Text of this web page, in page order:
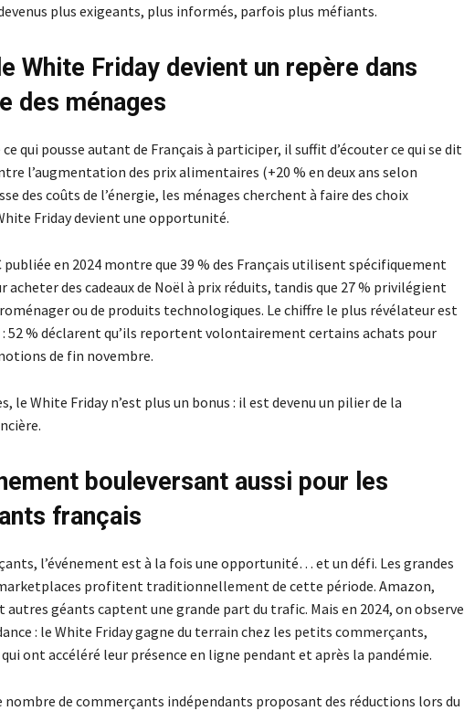
plus exigeants, plus informés, parfois plus méfiants.
White Friday devient un repère dans
des ménages
qui pousse autant de Français à participer, il suffit d’écouter ce qui se dit
l’augmentation des prix alimentaires (+20 % en deux ans selon
des coûts de l’énergie, les ménages cherchent à faire des choix
Friday devient une opportunité.
publiée en 2024 montre que 39 % des Français utilisent spécifiquement
acheter des cadeaux de Noël à prix réduits, tandis que 27 % privilégient
ou de produits technologiques. Le chiffre le plus révélateur est
52 % déclarent qu’ils reportent volontairement certains achats pour
de fin novembre.
le White Friday n’est plus un bonus : il est devenu un pilier de la
bouleversant aussi pour les
français
l’événement est à la fois une opportunité… et un défi. Les grandes
profitent traditionnellement de cette période. Amazon,
autres géants captent une grande part du trafic. Mais en 2024, on observe
: le White Friday gagne du terrain chez les petits commerçants,
ont accéléré leur présence en ligne pendant et après la pandémie.
nombre de commerçants indépendants proposant des réductions lors du